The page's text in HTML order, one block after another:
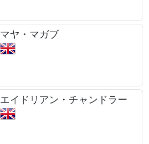
マヤ・マガブ
エイドリアン・チャンドラー